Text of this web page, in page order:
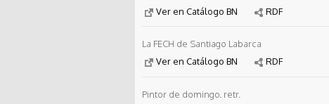
Ver en Catálogo BN
RDF
La FECH de Santiago Labarca
Ver en Catálogo BN
RDF
Pintor de domingo. retr.